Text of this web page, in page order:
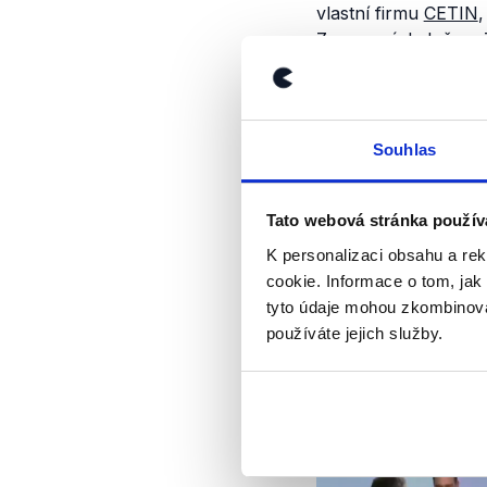
Souhlas
Tato webová stránka
K personalizaci obsahu a
cookie. Informace o tom,
tyto údaje mohou
používáte jejich služby.
vlastní firmu CETIN
Zeman následně na
kybernetickou a
PPF měla v Číně
prezident zastává
oblasti, je otázkou,
případném
ekonomické
zájmů PPF v Číně.